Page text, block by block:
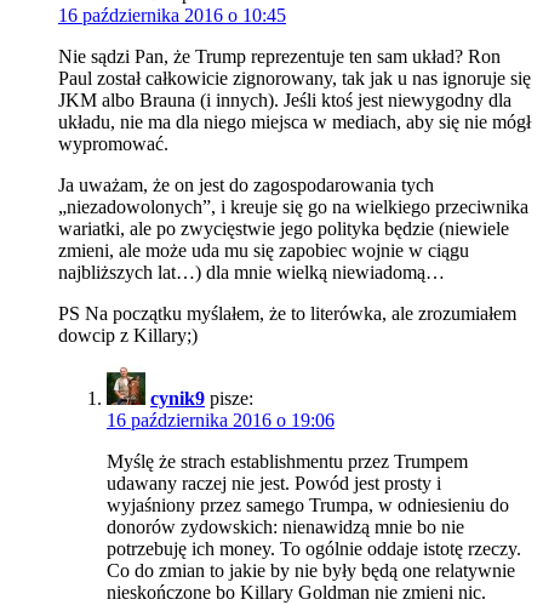
16 października 2016 o 10:45
Nie sądzi Pan, że Trump reprezentuje ten sam układ? Ron
Paul został całkowicie zignorowany, tak jak u nas ignoruje się
JKM albo Brauna (i innych). Jeśli ktoś jest niewygodny dla
układu, nie ma dla niego miejsca w mediach, aby się nie mógł
wypromować.
Ja uważam, że on jest do zagospodarowania tych
„niezadowolonych”, i kreuje się go na wielkiego przeciwnika
wariatki, ale po zwycięstwie jego polityka będzie (niewiele
zmieni, ale może uda mu się zapobiec wojnie w ciągu
najbliższych lat…) dla mnie wielką niewiadomą…
PS Na początku myślałem, że to literówka, ale zrozumiałem
dowcip z Killary;)
cynik9 pisze:
16 października 2016 o 19:06
Myślę że strach establishmentu przez Trumpem
udawany raczej nie jest. Powód jest prosty i
wyjaśniony przez samego Trumpa, w odniesieniu do
donorów zydowskich: nienawidzą mnie bo nie
potrzebuję ich money. To ogólnie oddaje istotę rzeczy.
Co do zmian to jakie by nie były będą one relatywnie
nieskończone bo Killary Goldman nie zmieni nic.